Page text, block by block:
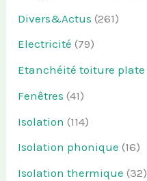
Divers&Actus (261)
Electricité (79)
Etanchéité toiture plate
Fenêtres (41)
Isolation (114)
Isolation phonique (16)
Isolation thermique (32)